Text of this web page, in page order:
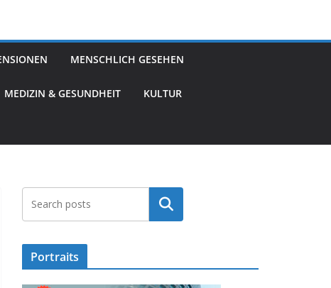
MENSCHLICH GESEHEN
MEDIZIN & GESUNDHEIT KULTUR
Suchen
Portraits